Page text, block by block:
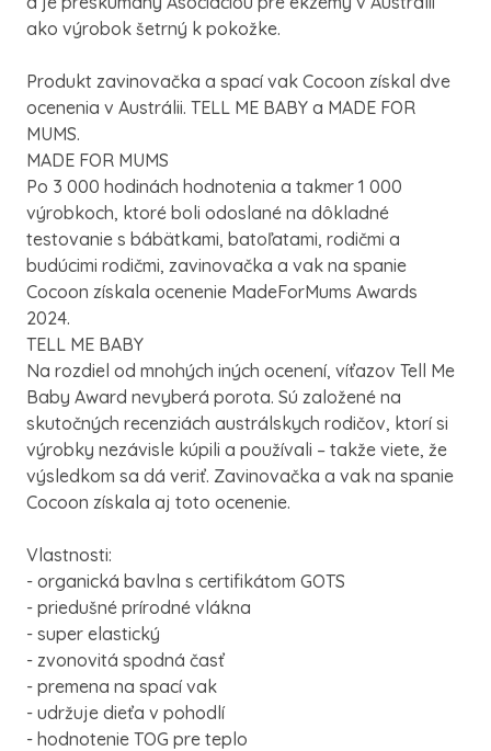
ako výrobok šetrný k pokožke.
Produkt zavinovačka a spací vak Cocoon získal dve
ocenenia v Austrálii. TELL ME BABY a MADE FOR
MUMS.
MADE FOR MUMS
Po 3 000 hodinách hodnotenia a takmer 1 000
výrobkoch, ktoré boli odoslané na dôkladné
testovanie s bábätkami, batoľatami, rodičmi a
budúcimi rodičmi, zavinovačka a vak na spanie
Cocoon získala ocenenie MadeForMums Awards
2024.
TELL ME BABY
Na rozdiel od mnohých iných ocenení, víťazov Tell Me
Baby Award nevyberá porota. Sú založené na
skutočných recenziách austrálskych rodičov, ktorí si
výrobky nezávisle kúpili a používali – takže viete, že
výsledkom sa dá veriť. Zavinovačka a vak na spanie
Cocoon získala aj toto ocenenie.
Vlastnosti:
- organická bavlna s certifikátom GOTS
- priedušné prírodné vlákna
- super elastický
- zvonovitá spodná časť
- premena na spací vak
- udržuje dieťa v pohodlí
- hodnotenie TOG pre teplo